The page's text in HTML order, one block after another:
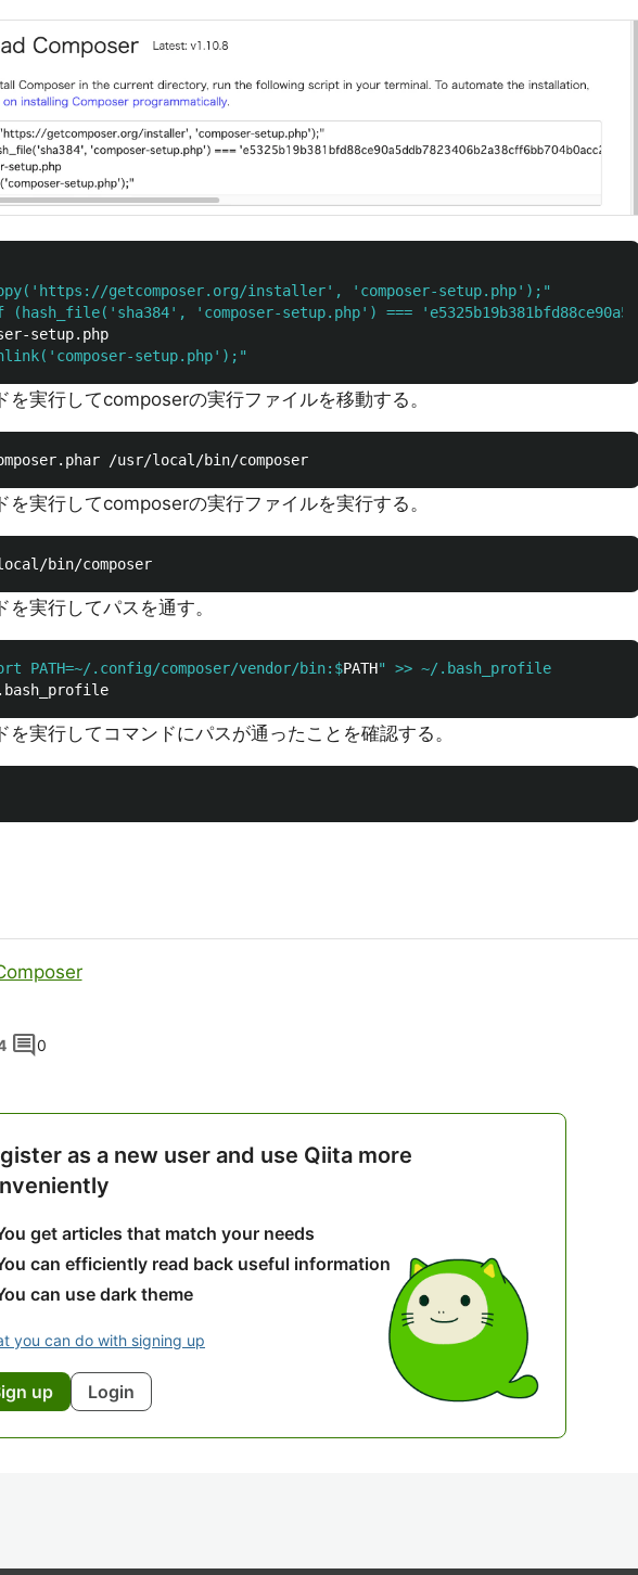
getcomposer.org/installer', 'composer-setup.php');
'composer-setup.php') ===
php composer-setup.php
setup.php');
を実行してcomposerの実行ファイルを移動する。
sudo mv composer.phar /usr/local/bin/composer
を実行してcomposerの実行ファイルを実行する。
php /usr/local/bin/composer
を実行してパスを通す。
PATH=~/.config/composer/vendor/bin:$PATH
" >> ~/.bash_profile
source ~/.bash_profile
を実行してコマンドにパスが通ったことを確認する。
comment0
as a new user and use Qiita more
get articles that match your needs
can efficiently read back useful information
can use dark theme
you can do with signing up
up Login